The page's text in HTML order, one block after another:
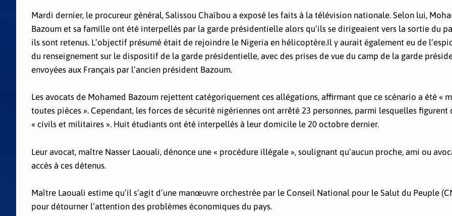
Mardi dernier, le procureur général, Salissou Chaïbou a exposé les faits à la télévision nationale. Selon lui,
Bazoum et sa famille ont été interpellés par la garde présidentielle alors qu’ils se dirigeaient vers la sortie du
ils sont retenus. L’objectif présumé était de rejoindre le Nigeria en hélicoptère.Il y aurait également eu de
du renseignement sur le dispositif de la garde présidentielle, avec des prises de vue du camp de la garde
envoyées aux Français par l’ancien président Bazoum.
Les avocats de Mohamed Bazoum rejettent catégoriquement ces allégations, affirmant que ce scénario a été «
toutes pièces ». Cependant, les forces de sécurité nigériennes ont arrêté 23 personnes, parmi lesquelles figurent
« civils et militaires ». Huit étudiants ont été interpellés à leur domicile le 20 octobre dernier.
Leur avocat, maître Nasser Laouali, dénonce une « procédure illégale », soulignant qu’aucun proche, ami ou
accès à ces détenus.
Maître Laouali estime qu’il s’agit d’une manœuvre orchestrée par le Conseil National pour le Salut du Peuple
pour détourner l’attention des problèmes économiques du pays.